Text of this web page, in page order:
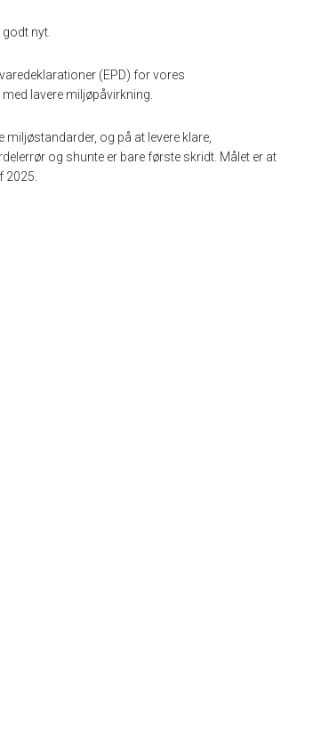
nyt.
(EPD) for vores
lavere miljøpåvirkning.
og på at levere klare,
og shunte er bare første skridt. Målet er at
2025.